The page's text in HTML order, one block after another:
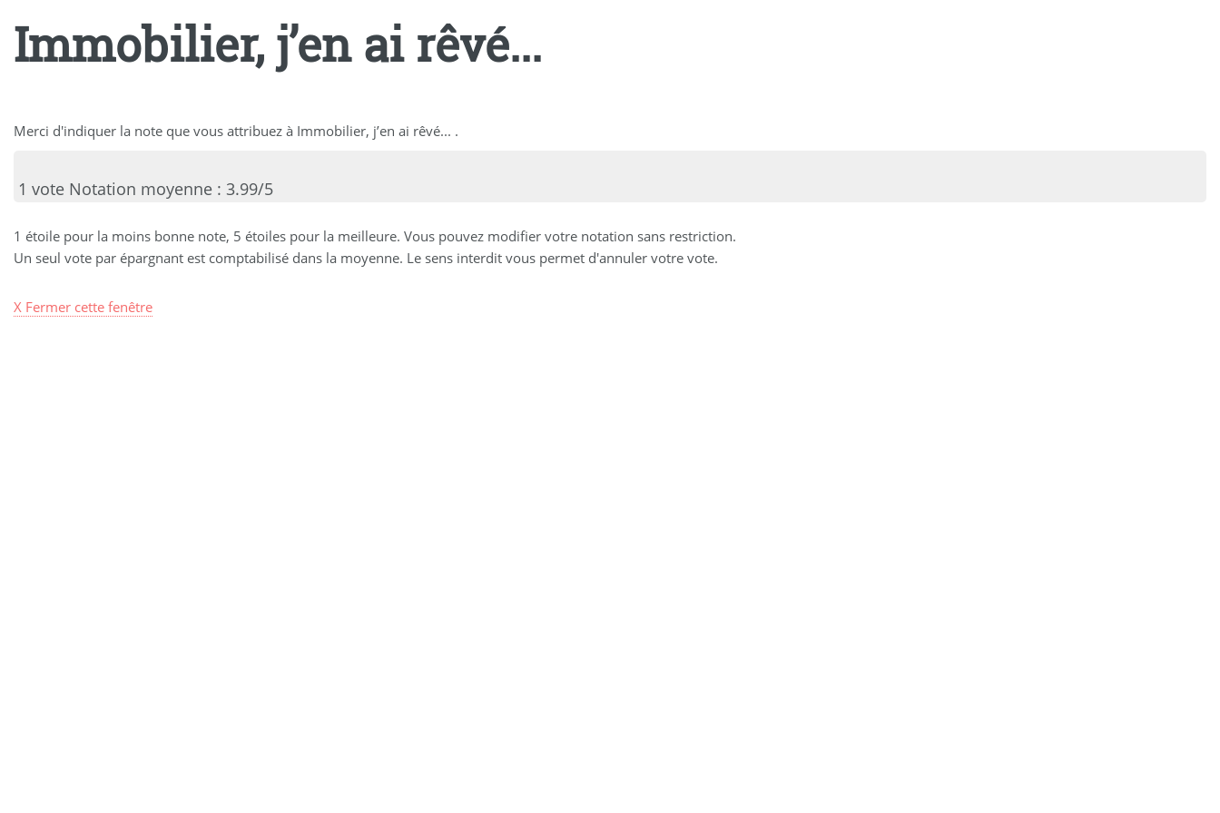
Immobilier, j’en ai rêvé...
Merci d'indiquer la note que vous attribuez à Immobilier, j’en ai rêvé... .
1 vote Notation moyenne : 3.99/5
1 étoile pour la moins bonne note, 5 étoiles pour la meilleure. Vous pouvez modifier votre notation sans restriction.
Un seul vote par épargnant est comptabilisé dans la moyenne. Le sens interdit vous permet d'annuler votre vote.
X Fermer cette fenêtre